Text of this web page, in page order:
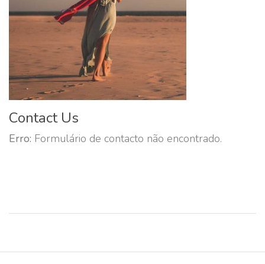
Contact Us
Erro: Formulário de contacto não encontrado.